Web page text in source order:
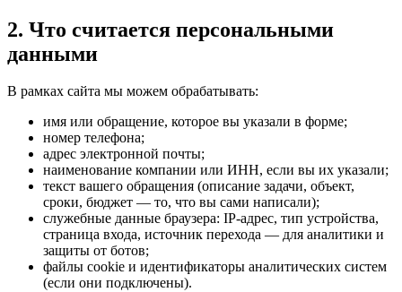
2. Что считается персональными
данными
В рамках сайта мы можем обрабатывать:
имя или обращение, которое вы указали в форме;
номер телефона;
адрес электронной почты;
наименование компании или ИНН, если вы их указали;
текст вашего обращения (описание задачи, объект,
сроки, бюджет — то, что вы сами написали);
служебные данные браузера: IP-адрес, тип устройства,
страница входа, источник перехода — для аналитики и
защиты от ботов;
файлы cookie и идентификаторы аналитических систем
(если они подключены).